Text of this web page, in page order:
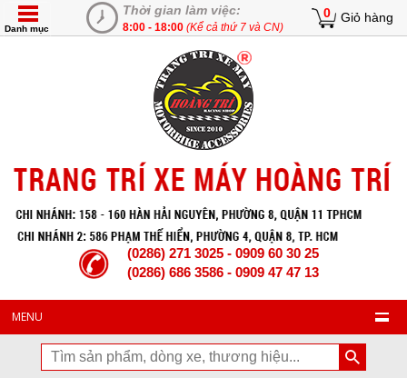
Thời gian làm việc:
8:00 - 18:00 (Kể cả thứ 7 và CN)
0 Giỏ hàng
Danh mục
(0286) 271 3025 - 0909 60 30 25
(0286) 686 3586 - 0909 47 47 13
MENU